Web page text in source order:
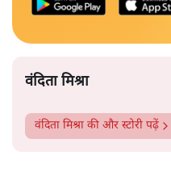
वंदिता मिश्रा
वंदिता मिश्रा की और स्टोरी पढ़ें